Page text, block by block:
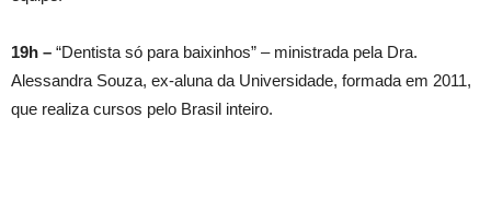
19h – “Dentista só para baixinhos” – ministrada pela Dra.
Alessandra Souza, ex-aluna da Universidade, formada em 2011,
que realiza cursos pelo Brasil inteiro.